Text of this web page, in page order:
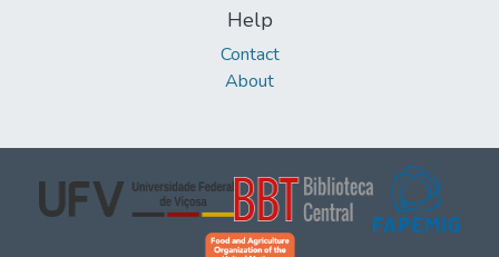
Help
Contact
About